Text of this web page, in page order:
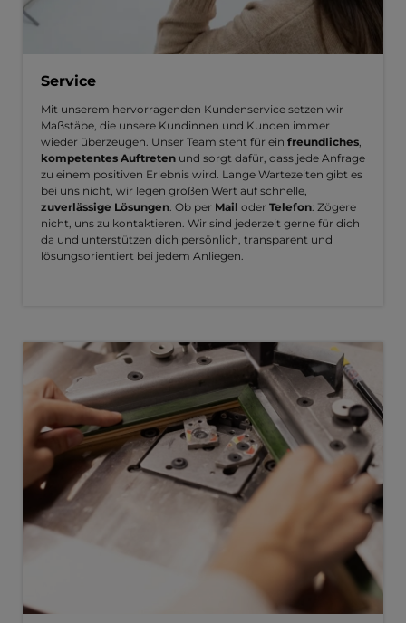
Service
Mit unserem hervorragenden Kundenservice setzen wir
Maßstäbe, die unsere Kundinnen und Kunden immer
wieder überzeugen. Unser Team steht für ein freundliches
kompetentes Auftreten und sorgt dafür, dass jede Anfrage
zu einem positiven Erlebnis wird. Lange Wartezeiten gibt es
bei uns nicht, wir legen großen Wert auf schnelle,
zuverlässige Lösungen . Ob per Mail oder Telefon: Zögere
nicht, uns zu kontaktieren. Wir sind jederzeit gerne für dich
da und unterstützen dich persönlich, transparent und
lösungsorientiert bei jedem Anliegen.